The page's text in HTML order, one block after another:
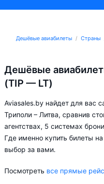
Дешёвые авиабилеты Страны
Дешёвые
(TIP — LT)
Aviasales.by найдет для вас
Триполи – Литва, сравнив
агентствах, 5 системах
Где именно купить билеты
выбор за вами.
Посмотреть все прямые